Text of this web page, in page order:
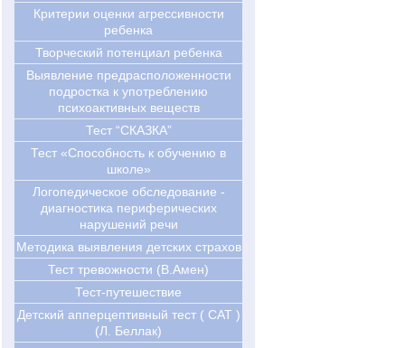
Критерии оценки агрессивности
ребенка
Творческий потенциал ребенка
Выявление предрасположенности
подростка к употреблению
психоактивных веществ
Тест “СКАЗКА”
Тест «Способность к обучению в
школе»
Логопедическое обследование -
диагностика периферических
нарушений речи
Методика выявления детских страхов
Тест тревожности (В.Амен)
Тест-путешествие
Детский апперцептивный тест ( CAT )
(Л. Беллак)